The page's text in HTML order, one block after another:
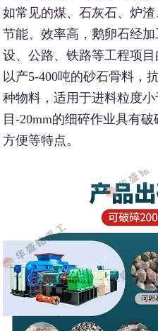
如常见的煤、石灰石、炉
节能、效率高，鹅卵石经
设、公路、铁路等工程项
以产5-400吨的砂石骨料，
种物料，适用于进料粒度
目-20mm的细碎作业具有
方便等特点。